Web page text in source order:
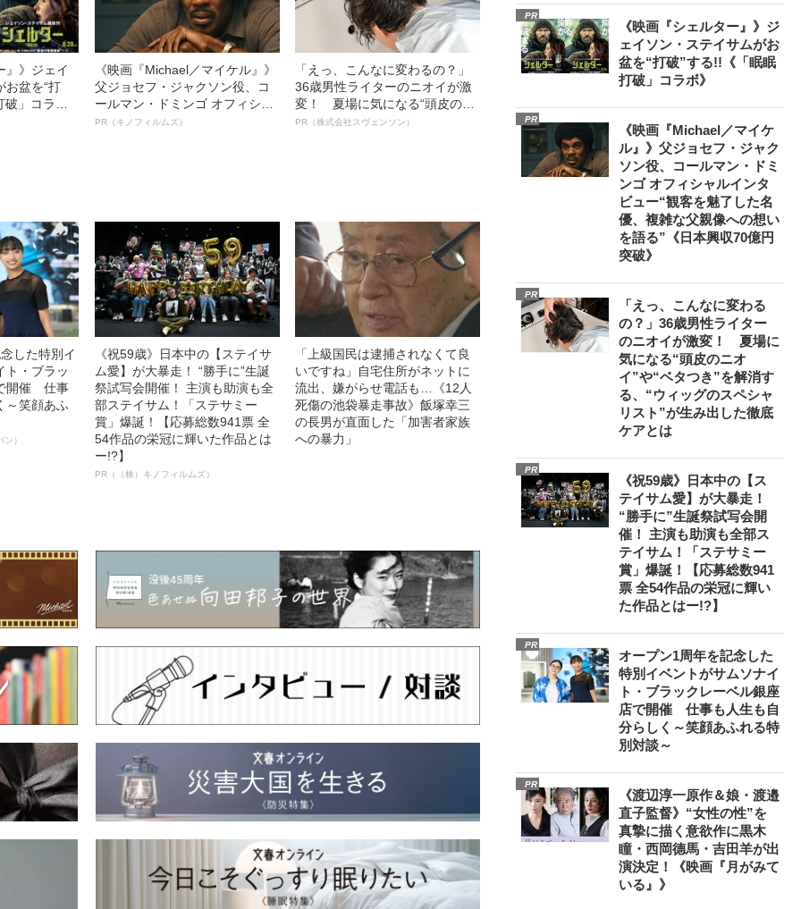
』》ジェイ
お盆を“打
破」コラ
《映画『Michael／マイケル』》
父ジョセフ・ジャクソン役、コ
ールマン・ドミンゴ オフィシャ
ルインタビュー“観客を魅了した
PR（キノフィルムズ）
「えっ、こんなに変わるの？」
36歳男性ライターのニオイが激
変！ 夏場に気になる“頭皮のニ
オイ”や“ベタつき”を解消す
PR（株式会社スヴェンソン）
した特別イ
ト・ブラッ
開催 仕事
～笑顔あふ
）
《祝59歳》日本中の【ステイサ
ム愛】が大暴走！ “勝手に”生誕
祭試写会開催！ 主演も助演も全
部ステイサム！「ステサミー
賞」爆誕！【応募総数941票 全
54作品の栄冠に輝いた作品とは
ー!?】
PR（（株）キノフィルムズ）
「上級国民は逮捕されなくて良
いですね」自宅住所がネットに
流出、嫌がらせ電話も…《12人
死傷の池袋暴走事故》飯塚幸三
の長男が直面した「加害者家族
への暴力」
PR
《映画『シェルター』》ジ
ェイソン・ステイサムがお
盆を“打破”する!!《「眠眠
打破」コラボ》
PR
《映画『Michael／マイケ
ル』》父ジョセフ・ジャク
ソン役、コールマン・ドミ
ンゴ オフィシャルインタ
ビュー“観客を魅了した名
優、複雑な父親像への想い
を語る”《日本興収70億円
突破》
PR
「えっ、こんなに変わる
の？」36歳男性ライター
のニオイが激変！ 夏場に
気になる“頭皮のニオ
イ”や“ベタつき”を解消す
る、“ウィッグのスペシャ
リスト”が生み出した徹底
ケアとは
PR
《祝59歳》日本中の【ス
テイサム愛】が大暴走！
“勝手に”生誕祭試写会開
催！ 主演も助演も全部ス
テイサム！「ステサミー
賞」爆誕！【応募総数941
票 全54作品の栄冠に輝い
た作品とはー!?】
PR
オープン1周年を記念した
特別イベントがサムソナイ
ト・ブラックレーベル銀座
店で開催 仕事も人生も自
分らしく～笑顔あふれる特
別対談～
PR
《渡辺淳一原作＆娘・渡邉
直子監督》“女性の性”を
真摯に描く意欲作に黒木
瞳・西岡德馬・吉田羊が出
演決定！《映画『月がみて
いる』》